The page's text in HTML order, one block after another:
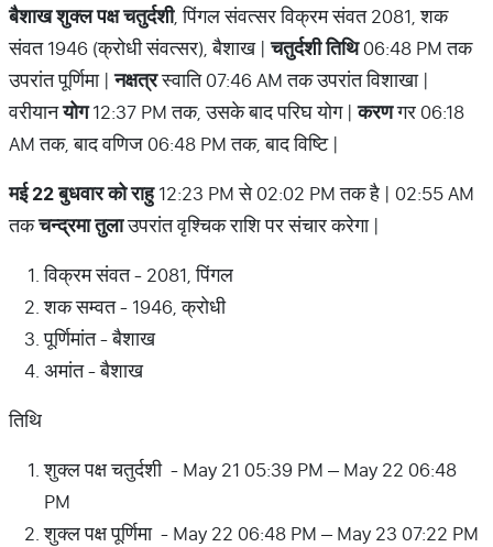
बैशाख शुक्ल पक्ष चतुर्दशी, पिंगल संवत्सर विक्रम संवत 2081, शक
संवत 1946 (क्रोधी संवत्सर), बैशाख |चतुर्दशी तिथि06:48 PM तक
उपरांत पूर्णिमा |नक्षत्रस्वाति 07:46 AM तक उपरांत विशाखा |
वरीयानयोग12:37 PM तक, उसके बाद परिघ योग |करणगर 06:18
AM तक, बाद वणिज 06:48 PM तक, बाद विष्टि |
मई 22 बुधवार को राहु12:23 PM से 02:02 PM तक है | 02:55 AM
तकचन्द्रमा तुलाउपरांत वृश्चिक राशि पर संचार करेगा |
विक्रम संवत - 2081, पिंगल
शक सम्वत - 1946, क्रोधी
पूर्णिमांत - बैशाख
अमांत - बैशाख
तिथि
शुक्ल पक्ष चतुर्दशी - May 21 05:39 PM – May 22 06:48
PM
शुक्ल पक्ष पूर्णिमा - May 22 06:48 PM – May 23 07:22 PM